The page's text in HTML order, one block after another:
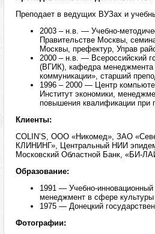
Преподает в ведущих ВУЗах и
2003 – н.в. — Учебно-
Правительстве Москвы,
Москвы, префектур, Управ
2000 – н.в. — Всероссийский
(ВГИК), кафедра менеджмента
коммуникации», старший
1996 – 2000 — Центр
Институт экономики,
повышения квалификации при
Клиенты:
COLIN’S, ООО «Никомед», ЗАО
КЛИНИНГ», Центральный НИИ
Московский Областной Банк, «БИ-
Образование:
1991 — Учебно-инновационный
менеджмент в сфере культуры
1975 — Донецкий
Фотографии: